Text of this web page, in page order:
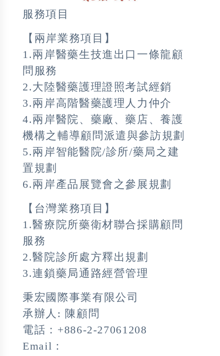
服務項目
【兩岸業務項目】
1.兩岸醫藥生技進出口一條龍顧
問服務
2.大陸醫藥護理證照考試經銷
3.兩岸高階醫藥護理人力仲介
4.兩岸醫院、藥廠、藥店、養護
機構之輔導顧問派遣與參訪規劃
5.兩岸智能醫院/診所/藥局之建
置規劃
6.兩岸產品展覽會之參展規劃
【台灣業務項目】
1.醫療院所藥衛材聯合採購顧問
服務
2.醫院診所處方釋出規劃
3.連鎖藥局通路經營管理
秉宏國際事業有限公司
承辦人: 陳顧問
電話：+886-2-27061208
Email：